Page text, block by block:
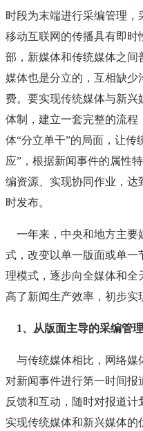
时段为末端进行采编管理
移动互联网的传播具有即时
部，新媒体和传统媒体之间
媒体也是分立的，互相缺少
费。要实现传统媒体与新兴
体制，建立一套完整的流
体“分立单干”的局面，让传
应”，根据新闻事件的属性
编资源、实现协同作业，达
时发布。
一年来，中央和地方主要
式，改变以单一版面或单一
理模式，逐步向全媒体和全
高了新闻生产效率，初步实
1、从版面主导的采编管
与传统媒体相比，网络媒
对新闻事件进行第一时间
反馈和互动，随时对报道计
实现传统媒体和新兴媒体